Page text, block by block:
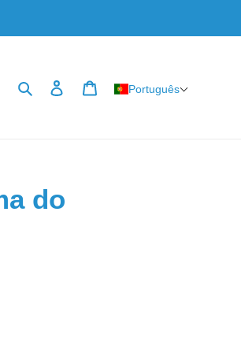
PesquisarIniciar sessão
CarrinhoPortuguês
do